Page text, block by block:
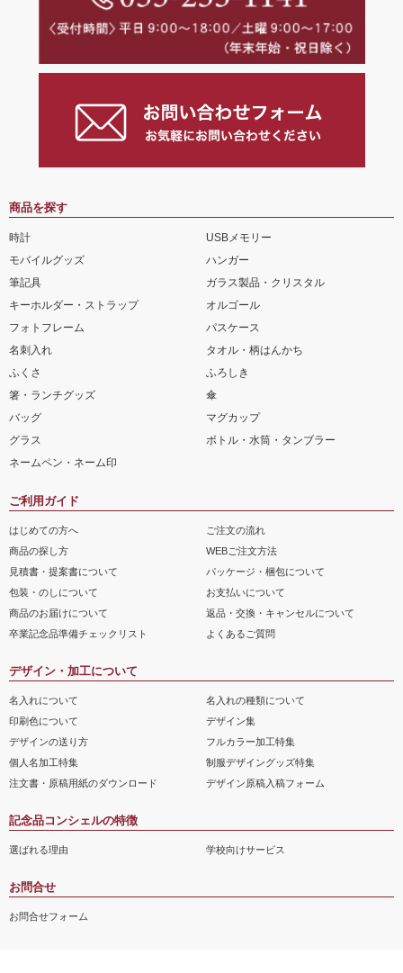
商品を探す
時計
USBメモリー
モバイルグッズ
ハンガー
筆記具
ガラス製品・クリスタル
キーホルダー・ストラップ
オルゴール
フォトフレーム
パスケース
名刺入れ
タオル・柄はんかち
ふくさ
ふろしき
箸・ランチグッズ
傘
バッグ
マグカップ
グラス
ボトル・水筒・タンブラー
ネームペン・ネーム印
ご利用ガイド
はじめての方へ
ご注文の流れ
商品の探し方
WEBご注文方法
見積書・提案書について
パッケージ・梱包について
包装・のしについて
お支払いについて
商品のお届けについて
返品・交換・キャンセルについて
卒業記念品準備チェックリスト
よくあるご質問
デザイン・加工について
名入れについて
名入れの種類について
印刷色について
デザイン集
デザインの送り方
フルカラー加工特集
個人名加工特集
制服デザイングッズ特集
注文書・原稿用紙のダウンロード
デザイン原稿入稿フォーム
記念品コンシェルの特徴
選ばれる理由 学校向けサービス
お問合せ
お問合せフォーム